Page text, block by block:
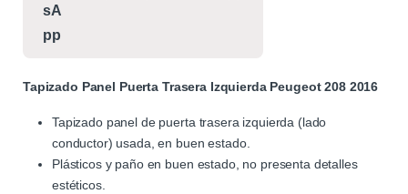
Tapizado Panel Puerta Trasera Izquierda Peugeot 208 2016
Tapizado panel de puerta trasera izquierda (lado
conductor) usada, en buen estado.
Plásticos y paño en buen estado, no presenta detalles
estéticos.